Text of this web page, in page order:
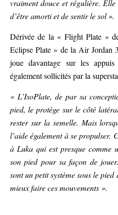
vraiment douce et régulière.
d’être amorti et de sentir le sol ».
Dérivée de la « Flight Plate »
Eclipse Plate » de la Air Jordan
joue davantage sur les
également sollicités par la
« L’IsoPlate, de par sa
pied, le protège sur le côté
rester sur la semelle. Mais
l’aide également à se propulser.
à Luka qui est presque comme
son pied pour sa façon de
sont un petit système sous le
mieux faire ces mouvements ».